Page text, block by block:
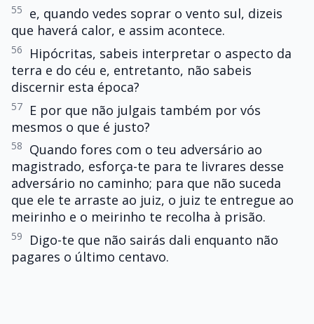
55
e, quando vedes soprar o vento sul, dizeis
que haverá calor, e assim acontece.
56
Hipócritas, sabeis interpretar o aspecto da
terra e do céu e, entretanto, não sabeis
discernir esta época?
57
E por que não julgais também por vós
mesmos o que é justo?
58
Quando fores com o teu adversário ao
magistrado, esforça-te para te livrares desse
adversário no caminho; para que não suceda
que ele te arraste ao juiz, o juiz te entregue ao
meirinho e o meirinho te recolha à prisão.
59
Digo-te que não sairás dali enquanto não
pagares o último centavo.